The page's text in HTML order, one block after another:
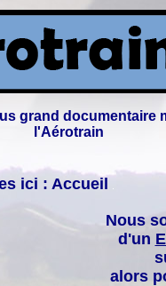
grand documentaire
l'Aérotrain
ici : Accueil
Nous
d'un
alors